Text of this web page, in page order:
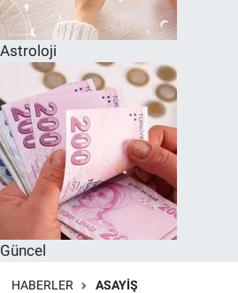
Astroloji
Güncel
HABERLER ASAYIŞ